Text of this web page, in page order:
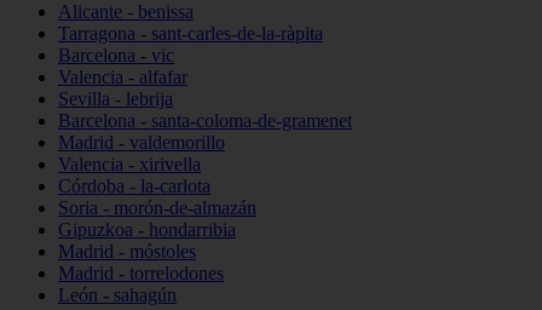
Alicante - benissa
Tarragona - sant-carles-de-la-ràpita
Barcelona - vic
Valencia - alfafar
Sevilla - lebrija
Barcelona - santa-coloma-de-gramenet
Madrid - valdemorillo
Valencia - xirivella
Córdoba - la-carlota
Soria - morón-de-almazán
Gipuzkoa - hondarribia
Madrid - móstoles
Madrid - torrelodones
León - sahagún